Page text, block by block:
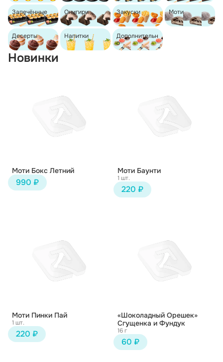
Запечённые
роллы
Онигири Закуски Моти
Десерты Напитки
Дополнительн
о
Новинки
Моти Бокс Летний
990 ₽
Моти Баунти
1 шт.
220 ₽
Моти Пинки Пай
1 шт.
220 ₽
«Шоколадный Орешек»
Сгущенка и Фундук
16 г
60 ₽